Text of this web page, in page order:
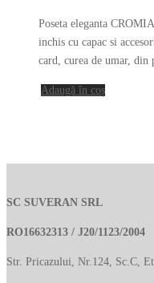
Poseta eleganta
inchis cu capac si
card, curea de umar,
Adaugă în coș
SC SUVERAN SRL
RO16632313 / J20/1123/2004
Str. Pricazului, Nr.124, Sc.C,